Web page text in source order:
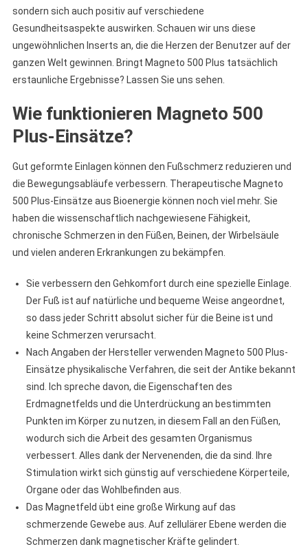
sondern sich auch positiv auf verschiedene
Gesundheitsaspekte auswirken. Schauen wir uns diese
ungewöhnlichen Inserts an, die die Herzen der Benutzer auf der
ganzen Welt gewinnen. Bringt Magneto 500 Plus tatsächlich
erstaunliche Ergebnisse? Lassen Sie uns sehen.
Wie funktionieren Magneto 500
Plus-Einsätze?
Gut geformte Einlagen können den Fußschmerz reduzieren und
die Bewegungsabläufe verbessern. Therapeutische Magneto
500 Plus-Einsätze aus Bioenergie können noch viel mehr. Sie
haben die wissenschaftlich nachgewiesene Fähigkeit,
chronische Schmerzen in den Füßen, Beinen, der Wirbelsäule
und vielen anderen Erkrankungen zu bekämpfen.
Sie verbessern den Gehkomfort durch eine spezielle Einlage.
Der Fuß ist auf natürliche und bequeme Weise angeordnet,
so dass jeder Schritt absolut sicher für die Beine ist und
keine Schmerzen verursacht.
Nach Angaben der Hersteller verwenden Magneto 500 Plus-
Einsätze physikalische Verfahren, die seit der Antike bekannt
sind. Ich spreche davon, die Eigenschaften des
Erdmagnetfelds und die Unterdrückung an bestimmten
Punkten im Körper zu nutzen, in diesem Fall an den Füßen,
wodurch sich die Arbeit des gesamten Organismus
verbessert. Alles dank der Nervenenden, die da sind. Ihre
Stimulation wirkt sich günstig auf verschiedene Körperteile,
Organe oder das Wohlbefinden aus.
Das Magnetfeld übt eine große Wirkung auf das
schmerzende Gewebe aus. Auf zellulärer Ebene werden die
Schmerzen dank magnetischer Kräfte gelindert.